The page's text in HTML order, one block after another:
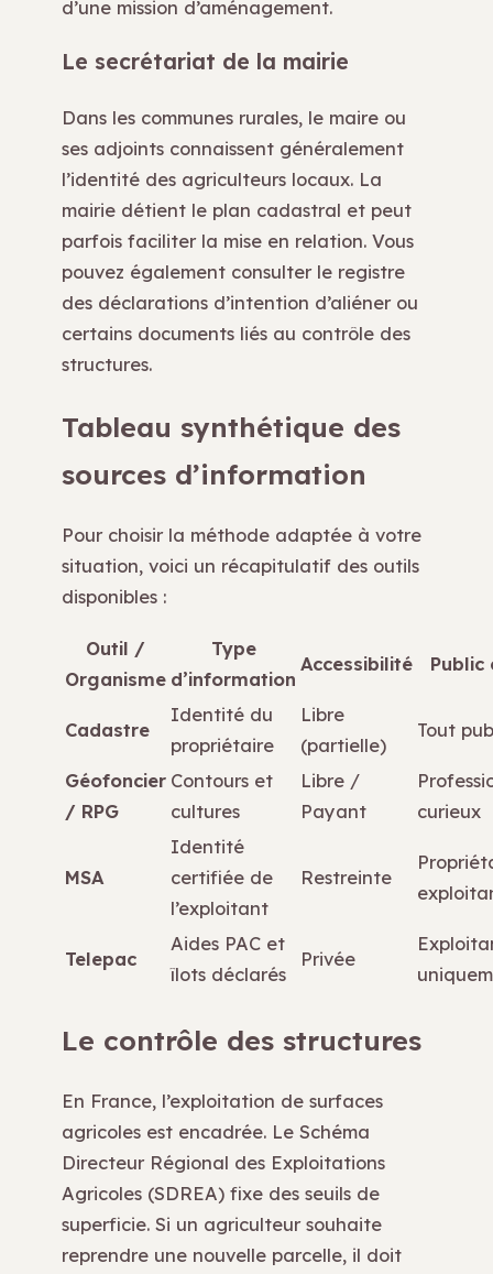
d’une mission d’aménagement.
Le secrétariat de la mairie
Dans les communes rurales, le maire ou
ses adjoints connaissent généralement
l’identité des agriculteurs locaux. La
mairie détient le plan cadastral et peut
parfois faciliter la mise en relation. Vous
pouvez également consulter le registre
des déclarations d’intention d’aliéner ou
certains documents liés au contrôle des
structures.
Tableau synthétique des
sources d’information
Pour choisir la méthode adaptée à votre
situation, voici un récapitulatif des outils
disponibles :
Outil /
Organisme
Type
d’information
Accessibilité Public
Cadastre
Identité du
propriétaire
Libre
(partielle)
Tout
Géofoncier
/ RPG
Contours et
cultures
Libre /
Payant
curieux
MSA
Identité
certifiée de
l’exploitant
Restreinte
Telepac
Aides PAC et
îlots déclarés
Privée
Le contrôle des structures
En France, l’exploitation de surfaces
agricoles est encadrée. Le Schéma
Directeur Régional des Exploitations
Agricoles (SDREA) fixe des seuils de
superficie. Si un agriculteur souhaite
reprendre une nouvelle parcelle, il doit